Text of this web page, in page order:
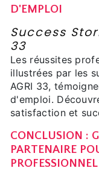
D'EMPLOI
Success
33
Les réussites
illustrées par les
AGRI 33,
d'emploi.
satisfaction et
CONCLUSION :
PARTENAIRE